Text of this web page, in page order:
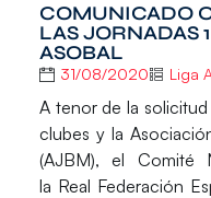
COMUNICADO
LAS JORNADAS
ASOBAL
31/08/2020 Liga
A tenor de la
clubes y la
(AJBM), el Comité
la Real Federación